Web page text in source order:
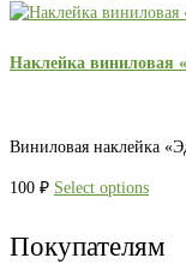
Наклейка виниловая
Виниловая наклейка
100 ₽ Select options
Покупателям